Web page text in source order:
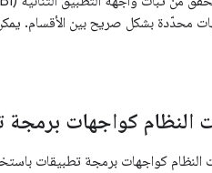
النظام كواجهات برمجة
كواجهات برمجة تطبيقات